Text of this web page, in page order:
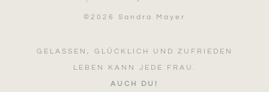
© 2026 Sandra Mayer
GELASSEN, GLÜCKLICH UND ZUFRIEDEN
LEBEN KANN JEDE FRAU.
AUCH DU!